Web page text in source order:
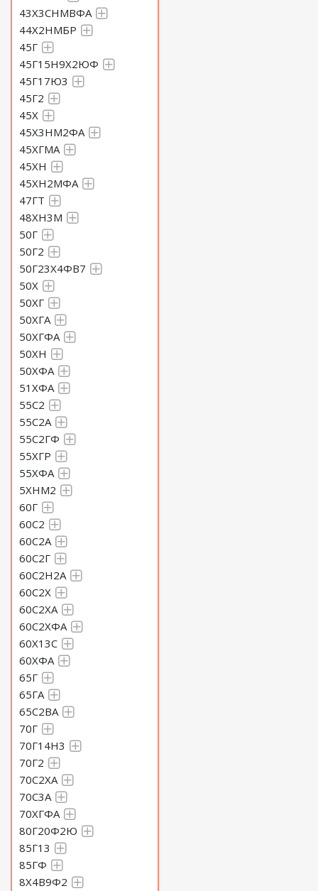
43Х3СНМВФА
44Х2НМБР
45Г
45Г15Н9Х2ЮФ
45Г17Ю3
45Г2
45Х
45Х3НМ2ФА
45ХГМА
45ХН
45ХН2МФА
47ГТ
48ХН3М
50Г
50Г2
50Г23Х4ФВ7
50Х
50ХГ
50ХГА
50ХГФА
50ХН
50ХФА
51ХФА
55С2
55С2А
55С2ГФ
55ХГР
55ХФА
5ХНМ2
60Г
60С2
60С2А
60С2Г
60С2Н2А
60С2Х
60С2ХА
60С2ХФА
60Х13С
60ХФА
65Г
65ГА
65С2ВА
70Г
70Г14Н3
70Г2
70С2ХА
70С3А
70ХГФА
80Г20Ф2Ю
85Г13
85ГФ
8Х4В9Ф2